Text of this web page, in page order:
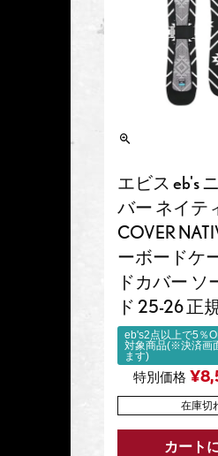
エビス eb's
バー ネイテ
COVER
ーボードケ
ドカバー ソ
ド 25-26 正
eb's2点以上で5％
対象商品(※決済画
ます)
特別価格 ¥
在庫切
カート